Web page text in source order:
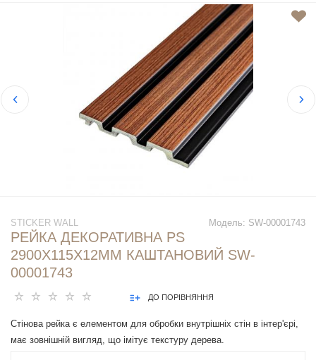
Модель: SW-00001743
STICKER WALL
РЕЙКА ДЕКОРАТИВНА PS
2900Х115Х12ММ КАШТАНОВИЙ SW-
00001743
ДО ПОРІВНЯННЯ
Стінова рейка є елементом для обробки внутрішніх стін в інтер'єрі,
має зовнішній вигляд, що імітує текстуру дерева.